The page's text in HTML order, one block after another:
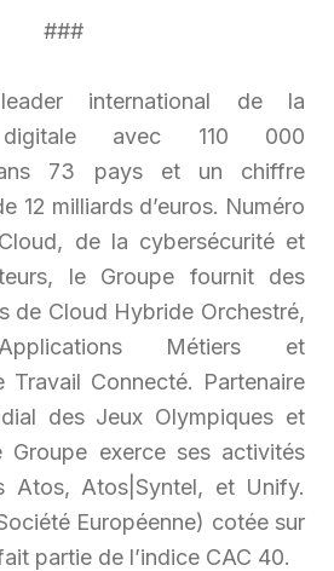
###
international de la
digitale avec 110 000
73 pays et un chiffre
12 milliards d’euros. Numéro
de la cybersécurité et
le Groupe fournit des
de Cloud Hybride Orchestré,
Métiers et
Travail Connecté. Partenaire
des Jeux Olympiques et
Groupe exerce ses activités
Atos, Atos|Syntel, et Unify.
Européenne) cotée sur
partie de l’indice CAC 40.